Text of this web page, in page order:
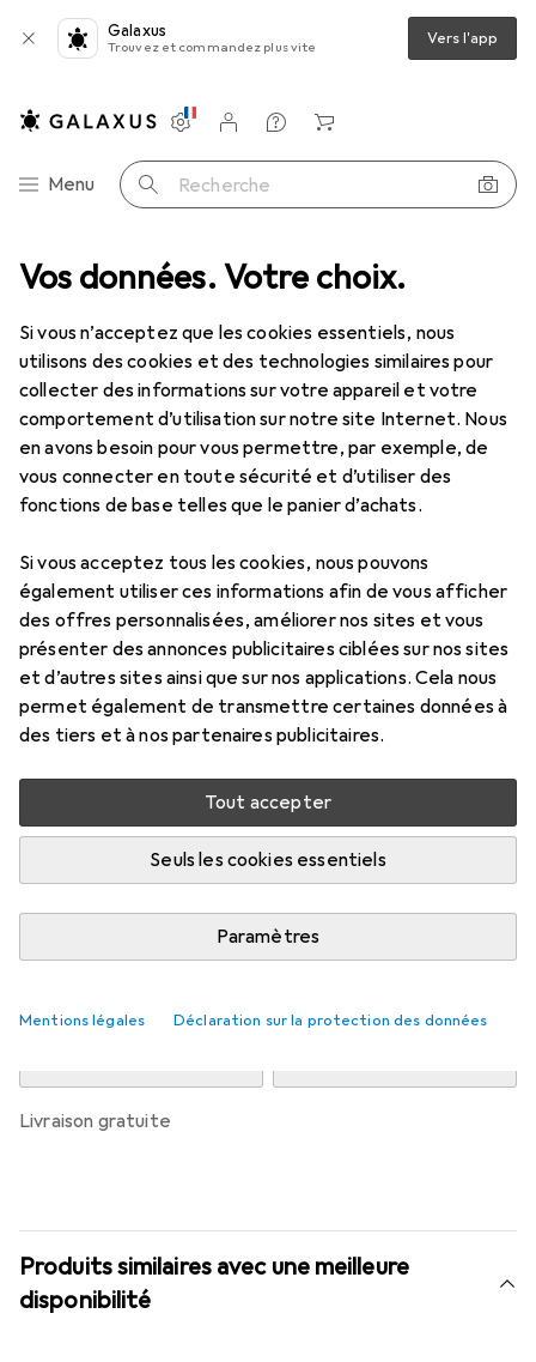
Vos données. Votre choix.
Si vous n’acceptez que les cookies essentiels, nous
utilisons des cookies et des technologies similaires pour
collecter des informations sur votre appareil et votre
comportement d’utilisation sur notre site Internet. Nous
en avons besoin pour vous permettre, par exemple, de
vous connecter en toute sécurité et d’utiliser des
fonctions de base telles que le panier d’achats.
Si vous acceptez tous les cookies, nous pouvons
également utiliser ces informations afin de vous afficher
des offres personnalisées, améliorer nos sites et vous
présenter des annonces publicitaires ciblées sur nos sites
et d’autres sites ainsi que sur nos applications. Cela nous
permet également de transmettre certaines données à
des tiers et à nos partenaires publicitaires.
Tout accepter
Seuls les cookies essentiels
Paramètres
Mentions légales Déclaration sur la protection des données
Galaxus
Trouvez et commandez plus vite Vers l'app
Navigation par catégorie
Menu Recherche
Paramètres
Compte client
Listes de comparaison
Listes d'envies
Panier
Clé à molette Gedore Jeu de clés polygonales doubles
4 images
GedoreJeu de clés polygonales
doubles
18 mm, 19 mm, 20 mm, 21 mm, 22 mm, 23 mm, 24 mm, 25
mm, 26 mm, 27 mm, 28 mm, 29 mm, 30 mm, 31 mm, 32 mm,
6 mm, 7 mm, 8 mm, 9 mm
Prix en EUR TVA incl.
EUR
144,17
Évaluations
Livré entre mer, 19/8 et ven, 21/8
Plus de 10 pièces en stock chez le fournisseur
livraison gratuite
Produits similaires avec une meilleure
disponibilité